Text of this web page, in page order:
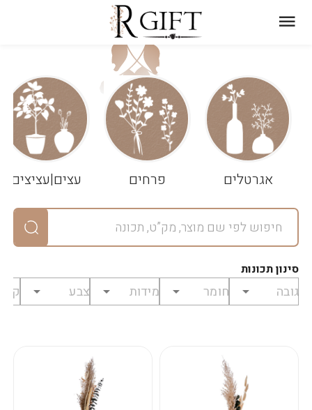
אגרטלים פרחים עצים|עציצים
סינון תכונות
עגלת
שלך
ניקוי
הסל
במארז
מחיר
לפני
₪0
לתשלום